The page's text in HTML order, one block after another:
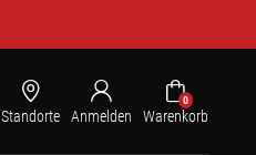
Standorte Anmelden
0
Warenkorb